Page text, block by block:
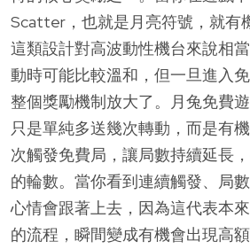
Scatter，也就是月亮符號，就有
這類設計對高波動性機台來說相
動時可能比較溫和，但一旦進入
整個獎勵機制放大了。月兔免費
只是單純多送幾次轉動，而是有
次觸發免費局，讓局數持續延長
的輪數。當你看到連續觸發、局
心情會跟著上去，因為這代表本
的流程，瞬間變成有機會出現高額